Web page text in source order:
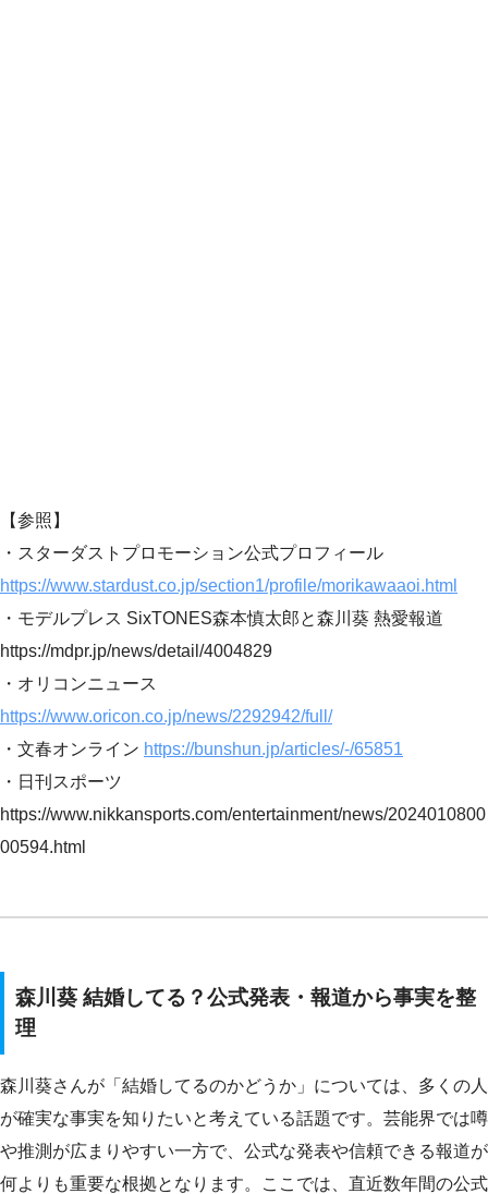
【参照】
・スターダストプロモーション公式プロフィール
https://www.stardust.co.jp/section1/profile/morikawaaoi.html
・モデルプレス SixTONES森本慎太郎と森川葵 熱愛報道
https://mdpr.jp/news/detail/4004829
・オリコンニュース
https://www.oricon.co.jp/news/2292942/full/
・文春オンライン https://bunshun.jp/articles/-/65851
・日刊スポーツ
https://www.nikkansports.com/entertainment/news/2024010800
00594.html
森川葵 結婚してる？公式発表・報道から事実を整
理
森川葵さんが「結婚してるのかどうか」については、多くの人
が確実な事実を知りたいと考えている話題です。芸能界では噂
や推測が広まりやすい一方で、公式な発表や信頼できる報道が
何よりも重要な根拠となります。ここでは、直近数年間の公式